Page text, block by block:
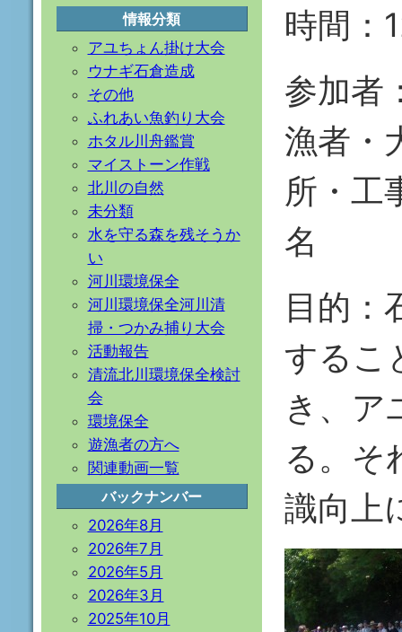
時間：
参加者
漁者・
所・工
名
目的：
するこ
き、ア
る。そ
識向上
情報分類
アユちょん掛け大会
ウナギ石倉造成
その他
ふれあい魚釣り大会
ホタル川舟鑑賞
マイストーン作戦
北川の自然
未分類
水を守る森を残そうか
い
河川環境保全
河川環境保全河川清
掃・つかみ捕り大会
活動報告
清流北川環境保全検討
会
環境保全
遊漁者の方へ
関連動画一覧
バックナンバー
2026年8月
2026年7月
2026年5月
2026年3月
2025年10月